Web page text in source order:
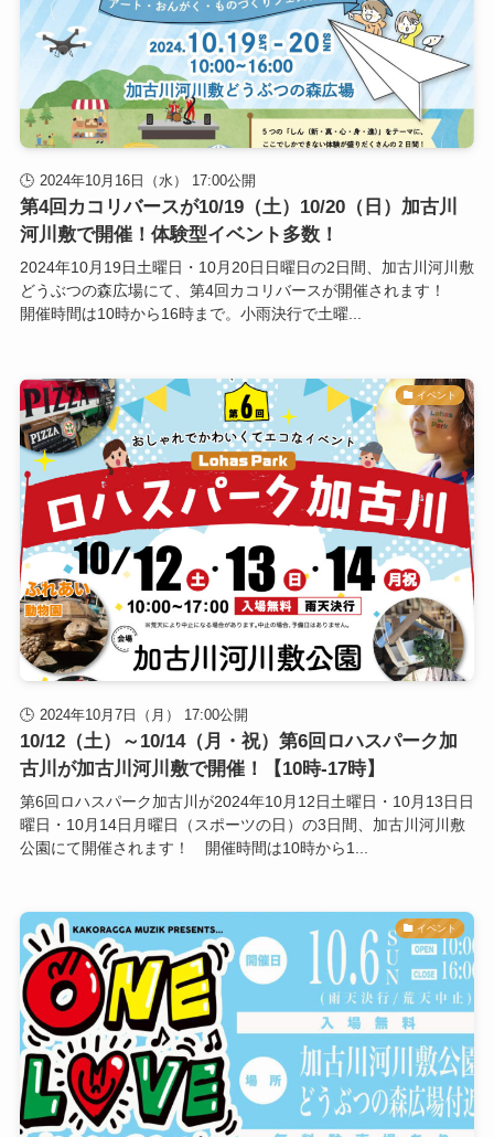
2024年10月16日（水） 17:00公開
第4回カコリバースが10/19（土）10/20（日）加古川
河川敷で開催！体験型イベント多数！
2024年10月19日土曜日・10月20日日曜日の2日間、加古川河川敷
どうぶつの森広場にて、第4回カコリバースが開催されます！
開催時間は10時から16時まで。小雨決行で土曜...
イベント
2024年10月7日（月） 17:00公開
10/12（土）～10/14（月・祝）第6回ロハスパーク加
古川が加古川河川敷で開催！【10時-17時】
第6回ロハスパーク加古川が2024年10月12日土曜日・10月13日日
曜日・10月14日月曜日（スポーツの日）の3日間、加古川河川敷
公園にて開催されます！ 開催時間は10時から1...
イベント